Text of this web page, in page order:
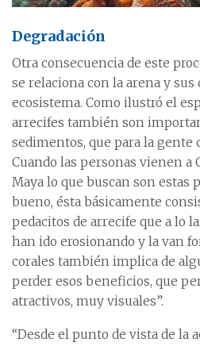
Degradación
Otra consecuencia de este
se relaciona con la arena y
ecosistema. Como ilustró el
arrecifes también son
sedimentos, que para la gente
Cuando las personas vienen a
Maya lo que buscan son estas
bueno, ésta básicamente
pedacitos de arrecife que a lo
han ido erosionando y la van
corales también implica de
perder esos beneficios, que
atractivos, muy visuales”.
“Desde el punto de vista de la